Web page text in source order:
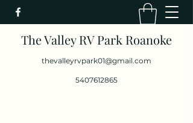
The Valley RV Park Roanoke
thevalleyrvpark01@gmail.com
5407612865